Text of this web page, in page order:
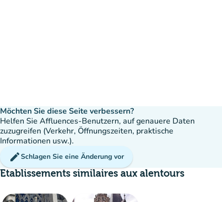
Möchten Sie diese Seite verbessern?
Helfen Sie Affluences-Benutzern, auf genauere Daten
zuzugreifen (Verkehr, Öffnungszeiten, praktische
Informationen usw.).
editSchlagen Sie eine Änderung vor
Etablissements similaires aux alentours